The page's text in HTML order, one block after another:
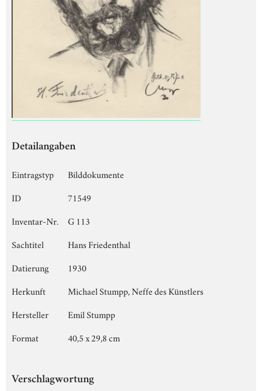
Detailangaben
Eintragstyp
Bilddokumente
ID
71549
Inventar-Nr.
G 113
Sachtitel
Hans Friedenthal
Datierung
1930
Herkunft
Michael Stumpp, Neffe des Künstlers
Hersteller
Emil Stumpp
Format
40,5 x 29,8 cm
Verschlagwortung